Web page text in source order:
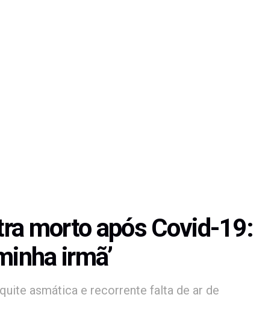
morto após Covid-19:
irmã’
asmática e recorrente falta de ar de